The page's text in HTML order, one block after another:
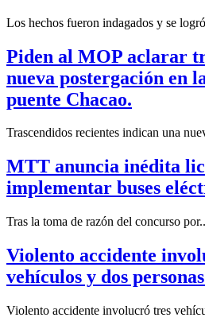
Los hechos fueron indagados y se
Piden al MOP aclarar
nueva postergación en
puente Chacao.
Trascendidos recientes indican una
MTT anuncia inédita
implementar buses
Tras la toma de razón del concurso
Violento accidente
vehículos y dos
Violento accidente involucró tres